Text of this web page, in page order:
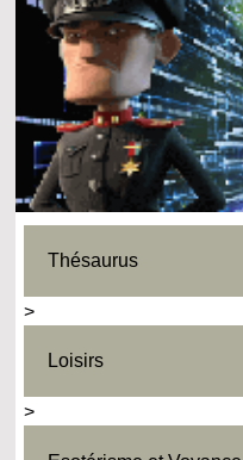
Thésaurus
>
Loisirs
>